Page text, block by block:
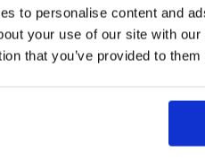
to personalise content and
your use of our site with
that you’ve provided to